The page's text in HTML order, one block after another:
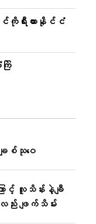
င်ကိုရီးယားနိုင်ငံ
ြဲ
ျစ်သုဝေ
ာင့် လူသိန်းနဲ့ချီ
လည်း ဖျက်သိမ်း